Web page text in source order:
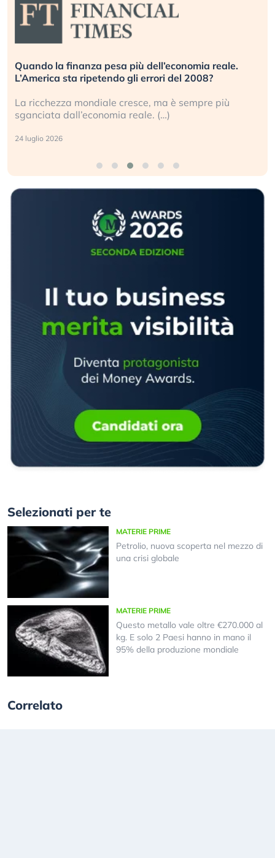
Quando la finanza pesa più dell’economia reale.
L’America sta ripetendo gli errori del 2008?
La ricchezza mondiale cresce, ma è sempre più
sganciata dall’economia reale. (…)
24 luglio 2026
Selezionati per te
MATERIE PRIME
Petrolio, nuova scoperta nel mezzo di
una crisi globale
MATERIE PRIME
Questo metallo vale oltre €270.000 al
kg. E solo 2 Paesi hanno in mano il
95% della produzione mondiale
Correlato